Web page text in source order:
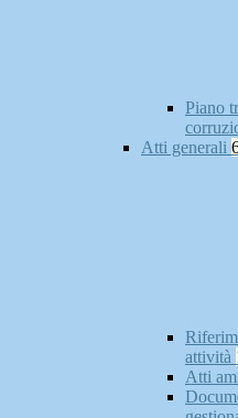
Piano
Atti generali
attività
Atti